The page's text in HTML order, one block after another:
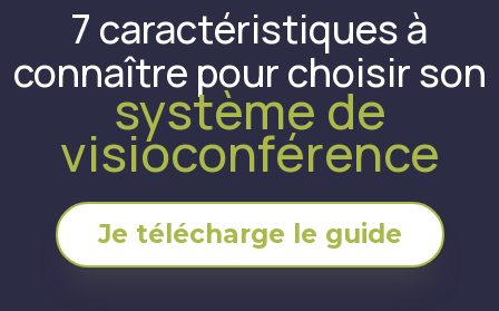
7 caractéristiques à
connaître pour choisir son
système de
visioconférence
Je télécharge le guide